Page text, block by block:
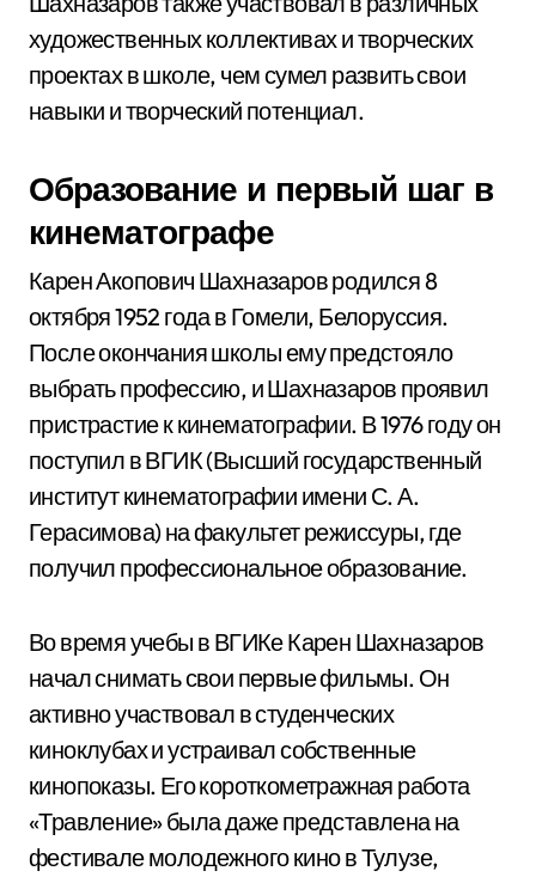
художественных коллективах и творческих
проектах в школе, чем сумел развить свои
навыки и творческий потенциал.
Образование и первый шаг в
кинематографе
Карен Акопович Шахназаров родился 8
октября 1952 года в Гомели, Белоруссия.
После окончания школы ему предстояло
выбрать профессию, и Шахназаров проявил
пристрастие к кинематографии. В 1976 году он
поступил в ВГИК (Высший государственный
институт кинематографии имени С. А.
Герасимова) на факультет режиссуры, где
получил профессиональное образование.
Во время учебы в ВГИКе Карен Шахназаров
начал снимать свои первые фильмы. Он
активно участвовал в студенческих
киноклубах и устраивал собственные
кинопоказы. Его короткометражная работа
«Травление» была даже представлена на
фестивале молодежного кино в Тулузе,